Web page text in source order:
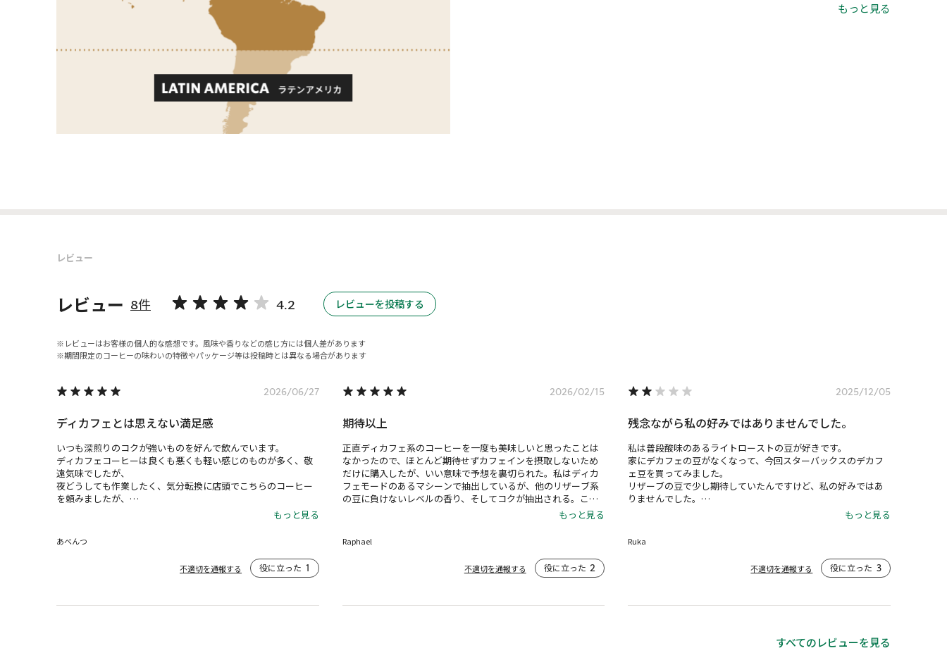
もっと見る
レビュー
レビュー 8件 4.2 レビューを投稿する
レビューはお客様の個人的な感想です。風味や香りなどの感じ方には個人差があります
期間限定のコーヒーの味わいの特徴やパッケージ等は投稿時とは異なる場合があります
2026/06/27
ディカフェとは思えない満足感
いつも深煎りのコクが強いものを好んで飲んでいます。
ディカフェコーヒーは良くも悪くも軽い感じのものが多く、敬
遠気味でしたが、
夜どうしても作業したく、気分転換に店頭でこちらのコーヒー
を頼みましたが、
しっかり重たい感じがあり、普段ロースティなコーヒーを好む
とても満足度の高いコーヒーでした。
もっと見る
あべんつ
不適切を通報する 役に立った 1
2026/02/15
期待以上
正直ディカフェ系のコーヒーを一度も美味しいと思ったことは
なかったので、ほとんど期待せずカフェインを摂取しないため
だけに購入したが、いい意味で予想を裏切られた。私はディカ
フェモードのあるマシーンで抽出しているが、他のリザーブ系
の豆に負けないレベルの香り、そしてコクが抽出される。この
もっと見る
Raphael
不適切を通報する 役に立った 2
2025/12/05
残念ながら私の好みではありませんでした。
私は普段酸味のあるライトローストの豆が好きです。
家にデカフェの豆がなくなって、今回スターバックスのデカフ
ェ豆を買ってみました。
リザーブの豆で少し期待していたんですけど、私の好みではあ
りませんでした。
こちらは豆の表面に油分が浮いているダークローストの豆で
ハンドドリップで飲んでみましたが、焦げた苦みがしてすこし
不快な後味でした。
もっと見る
Ruka
不適切を通報する 役に立った 3
すべてのレビューを見る